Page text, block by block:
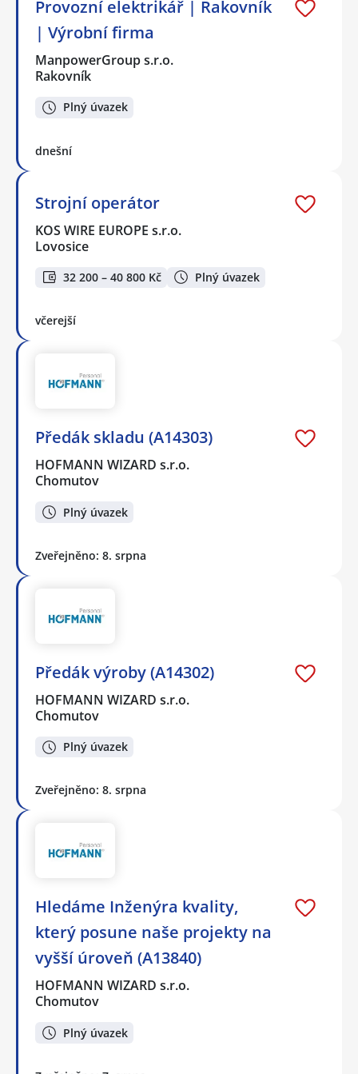
Provozní elektrikář | Rakovník
| Výrobní firma
ManpowerGroup s.r.o.
Rakovník
Plný úvazek
dnešní
Strojní operátor
KOS WIRE EUROPE s.r.o.
Lovosice
32 200 – 40 800 Kč Plný úvazek
včerejší
Předák skladu (A14303)
HOFMANN WIZARD s.r.o.
Chomutov
Plný úvazek
Zveřejněno: 8. srpna
Předák výroby (A14302)
HOFMANN WIZARD s.r.o.
Chomutov
Plný úvazek
Zveřejněno: 8. srpna
Hledáme Inženýra kvality,
který posune naše projekty na
vyšší úroveň (A13840)
HOFMANN WIZARD s.r.o.
Chomutov
Plný úvazek